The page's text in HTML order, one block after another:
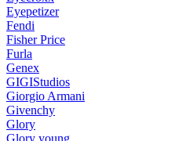
Eyepetizer
Fendi
Fisher Price
Furla
Genex
GIGIStudios
Giorgio Armani
Givenchy
Glory
Glory young